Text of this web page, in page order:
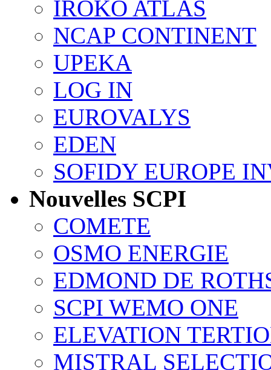
IROKO ATLAS
NCAP CONTINENT
UPEKA
LOG IN
EUROVALYS
EDEN
SOFIDY EUROPE
Nouvelles SCPI
COMETE
OSMO ENERGIE
EDMOND DE
SCPI WEMO ONE
ELEVATION
MISTRAL